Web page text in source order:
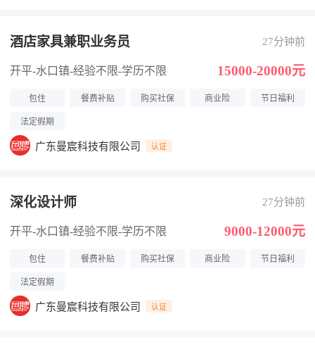
酒店家具兼职业务员 27分钟前
开平-水口镇-经验不限-学历不限 15000-20000元
包住 餐费补贴 购买社保 商业险 节日福利
法定假期
广东曼宸科技有限公司 认证
深化设计师 27分钟前
开平-水口镇-经验不限-学历不限 9000-12000元
包住 餐费补贴 购买社保 商业险 节日福利
法定假期
广东曼宸科技有限公司 认证